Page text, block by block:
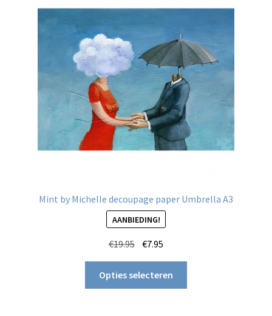
Mint by Michelle decoupage paper Umbrella A3
AANBIEDING!
€19.95 Oorspronkelijke
prijs
was:
€19.95.
€7.95
prijs
is:
€7.95.
Opties selecteren